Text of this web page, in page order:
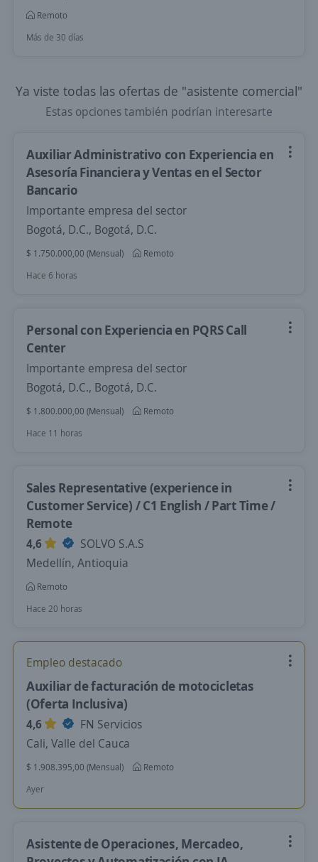
Remoto
Más de 30 días
Ya viste todas las ofertas de "asistente comercial"
Estas opciones también podrían interesarte
Auxiliar Administrativo con Experiencia en
Asesoría Financiera y Ventas en el Sector
Bancario
Importante empresa del sector
Bogotá, D.C., Bogotá, D.C.
$ 1.750.000,00 (Mensual)
Remoto
Hace 6 horas
Personal con Experiencia en PQRS Call
Center
Importante empresa del sector
Bogotá, D.C., Bogotá, D.C.
$ 1.800.000,00 (Mensual)
Remoto
Hace 11 horas
Sales Representative (experience in
Customer Service) / C1 English / Part Time /
Remote
4,6
SOLVO S.A.S
Medellín, Antioquia
Remoto
Hace 20 horas
Empleo destacado
Auxiliar de facturación de motocicletas
(Oferta Inclusiva)
4,6
FN Servicios
Cali, Valle del Cauca
$ 1.908.395,00 (Mensual)
Remoto
Ayer
Asistente de Operaciones, Mercadeo,